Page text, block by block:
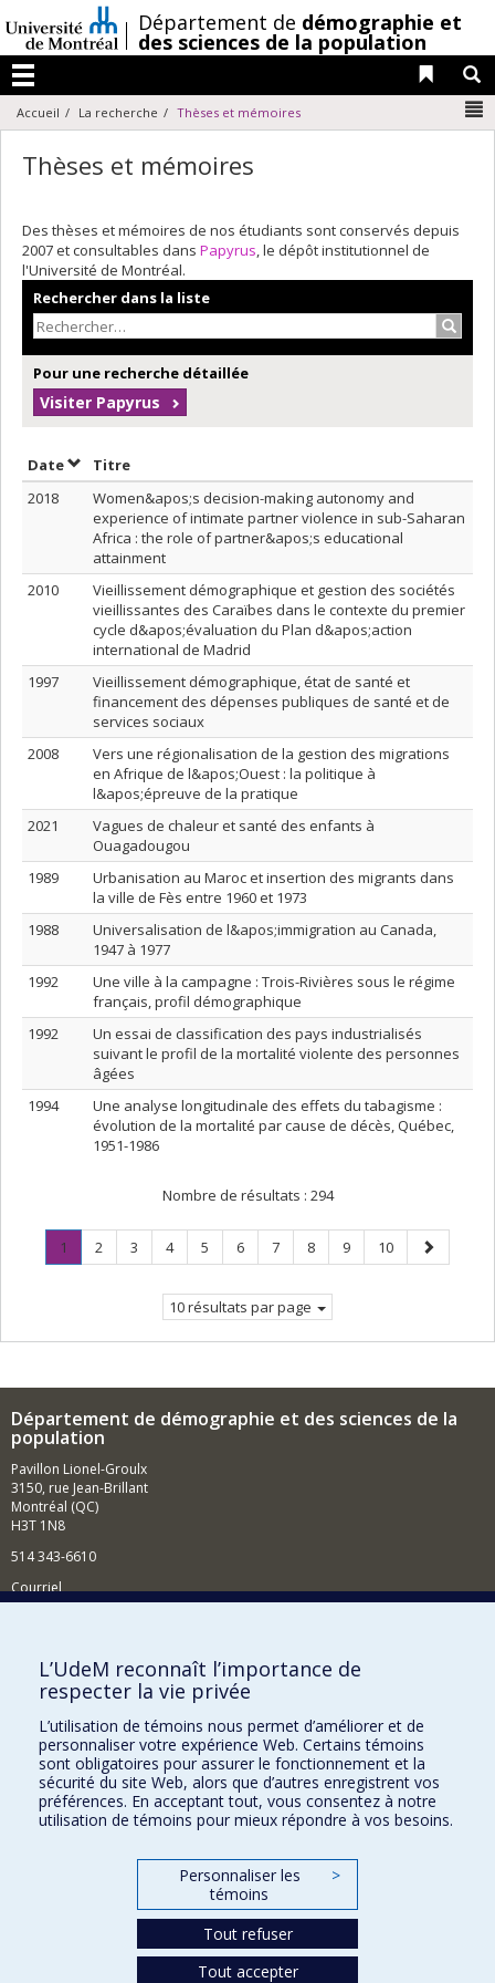
au
contenu
/Département de démographie et
des sciences de la population
Menu
Liens
Accueil La recherche Thèses et mémoires
Thèses et mémoires
Des thèses et mémoires de nos étudiants sont conservés depuis
2007 et consultables dans Papyrus, le dépôt institutionnel de
l'Université de Montréal.
Rechercher dans la liste
Pour une recherche détaillée
Visiter Papyrus
DateTrier par date en ordre décroissant
Titre
2018
Women&apos;s decision-making autonomy and
experience of intimate partner violence in sub-Saharan
Africa : the role of partner&apos;s educational
attainment
2010
Vieillissement démographique et gestion des sociétés
vieillissantes des Caraïbes dans le contexte du premier
cycle d&apos;évaluation du Plan d&apos;action
international de Madrid
1997
Vieillissement démographique, état de santé et
financement des dépenses publiques de santé et de
services sociaux
2008
Vers une régionalisation de la gestion des migrations
en Afrique de l&apos;Ouest : la politique à
l&apos;épreuve de la pratique
2021
Vagues de chaleur et santé des enfants à
Ouagadougou
1989
Urbanisation au Maroc et insertion des migrants dans
la ville de Fès entre 1960 et 1973
1988
Universalisation de l&apos;immigration au Canada,
1947 à 1977
1992
Une ville à la campagne : Trois-Rivières sous le régime
français, profil démographique
1992
Un essai de classification des pays industrialisés
suivant le profil de la mortalité violente des personnes
âgées
1994
Une analyse longitudinale des effets du tabagisme :
évolution de la mortalité par cause de décès, Québec,
1951-1986
Nombre de résultats : 294
Page
1
Page
Page
2 Page
3 Page
4 Page
5 Page
6 Page
7 Page
8 Page
9 Page
10
Page
suivante
10 résultats par page
Département de démographie et des sciences de la
population
Pavillon Lionel-Groulx
3150, rue Jean-Brillant
Montréal (QC)
H3T 1N8
514 343-6610
Courriel
Comment soutenir le Département?
BESOIN D'AIDE?
Plan du site
Signaler une erreur
Accessibilité
FACULTÉ DES ARTS ET DES SCIENCES
Nos départements et écoles
L’UdeM reconnaît l’importance de
respecter la vie privée
L’utilisation de témoins nous permet d’améliorer et de
personnaliser votre expérience Web. Certains témoins
sont obligatoires pour assurer le fonctionnement et la
sécurité du site Web, alors que d’autres enregistrent vos
préférences. En acceptant tout, vous consentez à notre
utilisation de témoins pour mieux répondre à vos besoins.
Personnaliser les
témoins
>
Tout refuser
Tout accepter